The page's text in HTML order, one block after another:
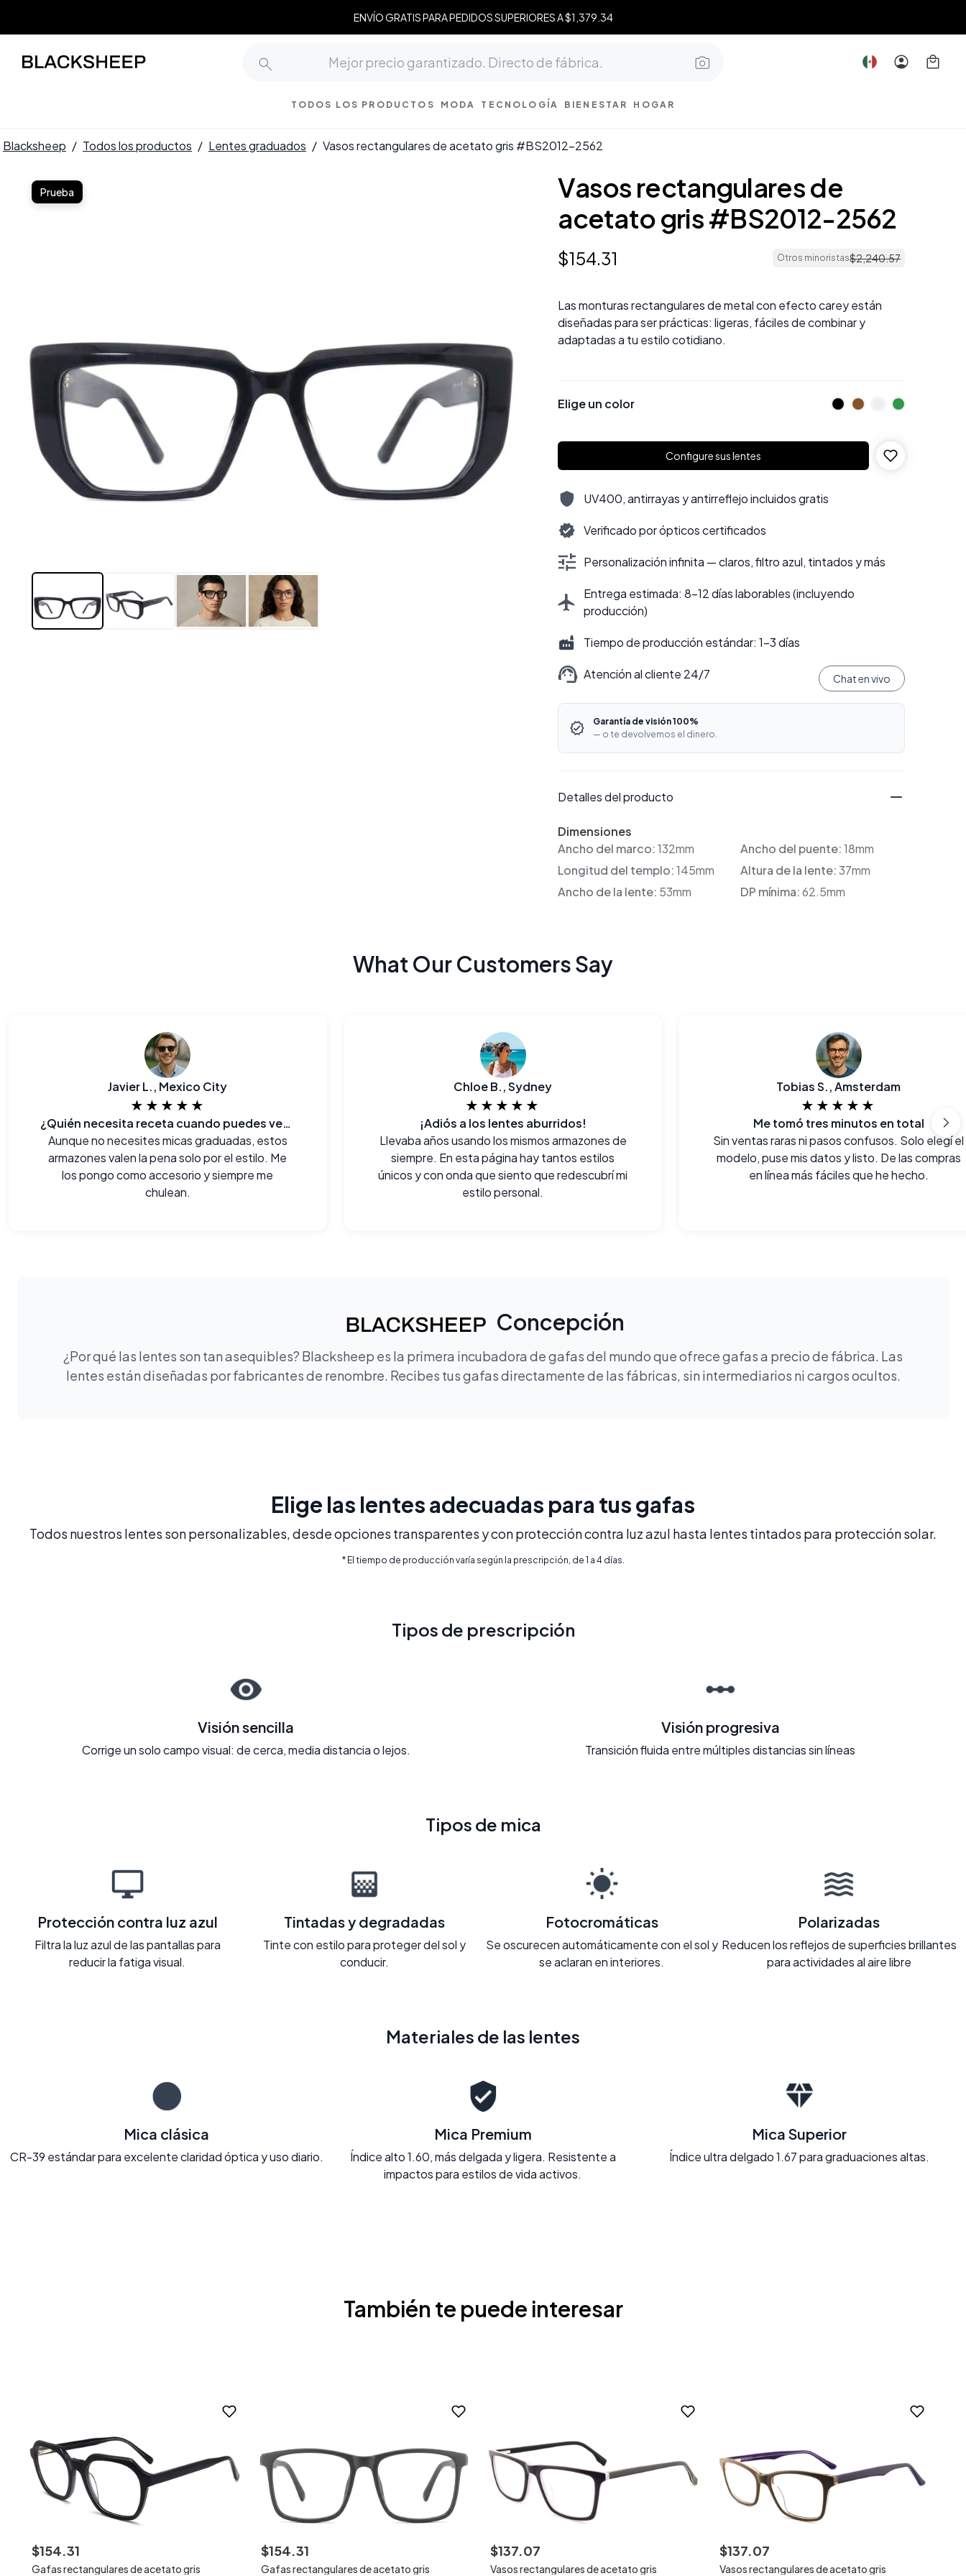
ENVÍO GRATIS PARA PEDIDOS SUPERIORES A $1,379.34
TODOS LOS PRODUCTOS MODA TECNOLOGÍA BIENESTAR HOGAR
Blacksheep / Todos los productos / Lentes graduados / Vasos rectangulares de acetato gris #BS2012-2562
Prueba
Vasos rectangulares de
acetato gris #BS2012-2562
$154.31 Otros minoristas$2,240.57
Las monturas rectangulares de metal con efecto carey están
diseñadas para ser prácticas: ligeras, fáciles de combinar y
adaptadas a tu estilo cotidiano.
Elige un color
Configure sus lentes
UV400, antirrayas y antirreflejo incluidos gratis
Verificado por ópticos certificados
Personalización infinita — claros, filtro azul, tintados y más
Entrega estimada: 8–12 días laborables (incluyendo
producción)
Tiempo de producción estándar: 1–3 días
Atención al cliente 24/7 Chat en vivo
Garantía de visión 100%
— o te devolvemos el dinero.
Detalles del producto
Dimensiones
Ancho del marco:132mm Ancho del puente:18mm
Longitud del templo:145mm Altura de la lente:37mm
Ancho de la lente: 53mm DP mínima:62.5mm
What Our Customers Say
Javier L., Mexico City
★★★★★
¿Quién necesita receta cuando puedes verte así?
Aunque no necesites micas graduadas, estos
armazones valen la pena solo por el estilo. Me
los pongo como accesorio y siempre me
chulean.
Chloe B., Sydney
★★★★★
¡Adiós a los lentes aburridos!
Llevaba años usando los mismos armazones de
siempre. En esta página hay tantos estilos
únicos y con onda que siento que redescubrí mi
estilo personal.
Tobias S., Amsterdam
★★★★★
Me tomó tres minutos en total
Sin ventas raras ni pasos confusos. Solo elegí el
modelo, puse mis datos y listo. De las compras
en línea más fáciles que he hecho.
Concepción
¿Por qué las lentes son tan asequibles? Blacksheep es la primera incubadora de gafas del mundo que ofrece gafas a precio de fábrica. Las
lentes están diseñadas por fabricantes de renombre. Recibes tus gafas directamente de las fábricas, sin intermediarios ni cargos ocultos.
Elige las lentes adecuadas para tus gafas
Todos nuestros lentes son personalizables, desde opciones transparentes y con protección contra luz azul hasta lentes tintados para protección solar.
* El tiempo de producción varía según la prescripción, de 1 a 4 días.
Tipos de prescripción
Visión sencilla
Corrige un solo campo visual: de cerca, media distancia o lejos.
Visión progresiva
Transición fluida entre múltiples distancias sin líneas
Tipos de mica
Protección contra luz azul
Filtra la luz azul de las pantallas para
reducir la fatiga visual.
Tintadas y degradadas
Tinte con estilo para proteger del sol y
conducir.
Fotocromáticas
Se oscurecen automáticamente con el sol y
se aclaran en interiores.
Polarizadas
Reducen los reflejos de superficies brillantes
para actividades al aire libre
Materiales de las lentes
Mica clásica
CR-39 estándar para excelente claridad óptica y uso diario.
Mica Premium
Índice alto 1.60, más delgada y ligera. Resistente a
impactos para estilos de vida activos.
Mica Superior
Índice ultra delgado 1.67 para graduaciones altas.
También te puede interesar
$154.31
Gafas rectangulares de acetato gris
$154.31
Gafas rectangulares de acetato gris
$137.07
Vasos rectangulares de acetato gris
$137.07
Vasos rectangulares de acetato gris